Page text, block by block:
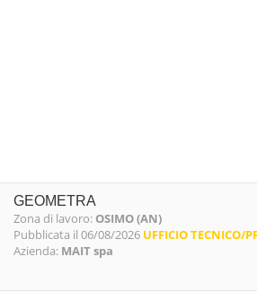
GEOMETRA
Zona di lavoro: OSIMO (AN)
Pubblicata il 06/08/2026 UFFICIO TECNICO/
Azienda: MAIT spa